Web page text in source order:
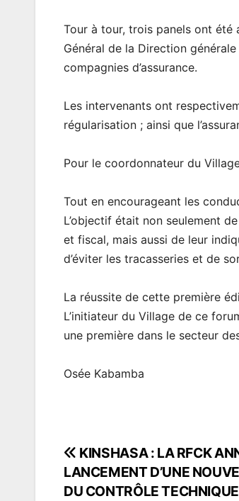
Tour à tour, trois panels ont été
Général de la Direction
compagnies d’assurance.
Les intervenants ont
régularisation ; ainsi que
Pour le coordonnateur du
Tout en encourageant les
L’objectif était non seulement
et fiscal, mais aussi de leur
d’éviter les tracasseries et de
La réussite de cette première
L’initiateur du Village de ce
une première dans le secteur
Osée Kabamba
Navigation
de
KINSHASA : LA RFCK
LANCEMENT D’UNE
DU CONTRÔLE